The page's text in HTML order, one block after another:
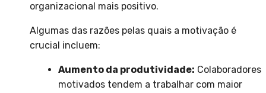
organizacional mais positivo.
Algumas das razões pelas quais a motivação é
crucial incluem:
Aumento da produtividade: Colaboradores
motivados tendem a trabalhar com maior